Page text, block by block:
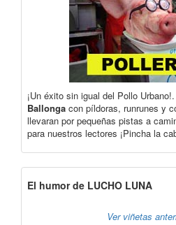
¡Un éxito sin igual del Pollo
Ballonga con píldoras, runrunes y
llevaran por pequeñas pistas a
para nuestros lectores ¡Pincha la
El humor de LUCHO LUNA
Ver viñetas